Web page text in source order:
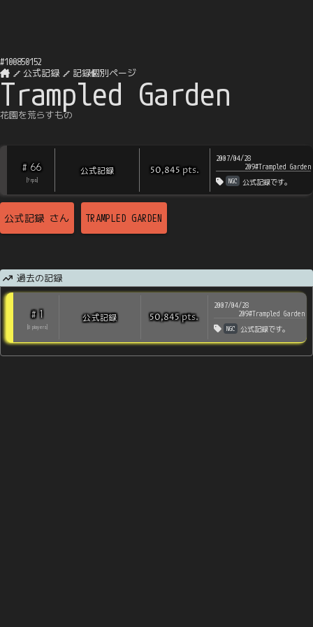
#100850152
公式記録
記録個別ページ
Trampled Garden
花園を荒らすもの
# 66
? rps]
公式記録 50,845 pts.
2007/04/28
209#Trampled Garden
NGC 公式記録です。
公式記録 さん TRAMPLED GARDEN
過去の記録
# 1
0 players
公式記録 50,845pts.
2007/04/28
209#Trampled Garden
NGC 公式記録です。